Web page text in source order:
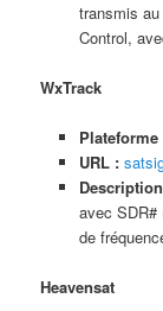
transmis
Control,
WxTrack
Plateforme
URL :
avec SDR#
de
Heavensat